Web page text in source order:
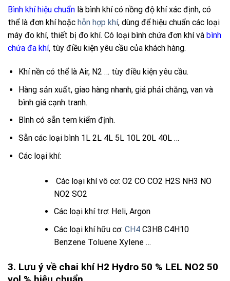
Bình khí hiệu chuẩn là bình khí có nồng độ khí xác định, có
thể là đơn khí hoặc hỗn hợp khí, dùng để hiệu chuẩn các loại
máy đo khí, thiết bị đo khí. Có loại bình chứa đơn khí và bình
chứa đa khí, tùy điều kiện yêu cầu của khách hàng.
Khí nền có thể là Air, N2 … tùy điều kiện yêu cầu.
Hàng sản xuất, giao hàng nhanh, giá phải chăng, van và
bình giá cạnh tranh.
Bình có sẵn tem kiểm định.
Sẵn các loại bình 1L 2L 4L 5L 10L 20L 40L …
Các loại khí:
Các loại khí vô cơ: O2 CO CO2 H2S NH3 NO
NO2 SO2
Các loại khí trơ: Heli, Argon
Các loại khí hữu cơ: CH4C3H8 C4H10
Benzene Toluene Xylene …
3. Lưu ý về chai khí H2 Hydro 50 % LEL NO2 50